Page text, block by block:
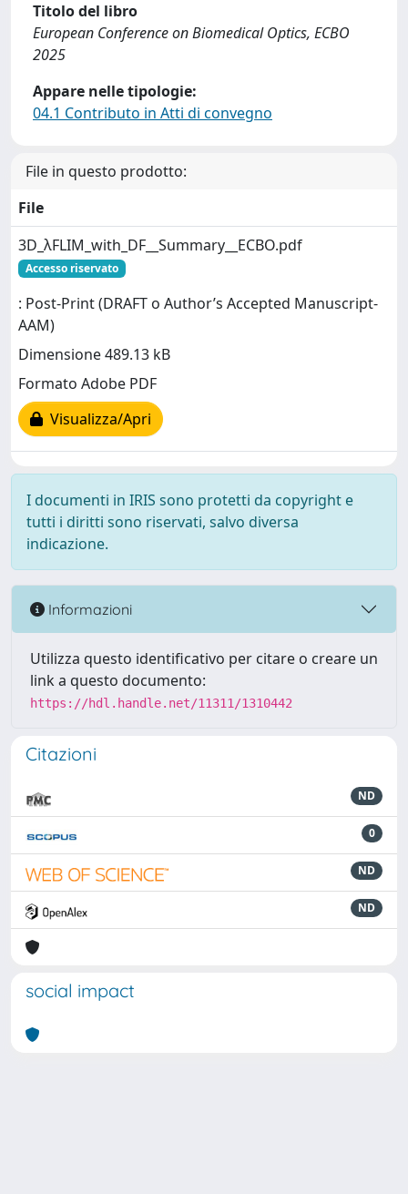
Titolo del libro
European Conference on Biomedical Optics, ECBO
2025
Appare nelle tipologie:
04.1 Contributo in Atti di convegno
File in questo prodotto:
File
3D_λFLIM_with_DF__Summary__ECBO.pdf
Accesso riservato
: Post-Print (DRAFT o Author’s Accepted Manuscript-
AAM)
Dimensione 489.13 kB
Formato Adobe PDF
Visualizza/Apri
I documenti in IRIS sono protetti da copyright e
tutti i diritti sono riservati, salvo diversa
indicazione.
Informazioni
Utilizza questo identificativo per citare o creare un
link a questo documento:
https://hdl.handle.net/11311/1310442
Citazioni
ND
0
ND
ND
social impact